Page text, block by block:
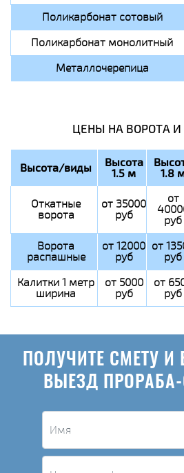
Поликарбонат сотовый
Поликарбонат монолитный
Металлочерепица
ЦЕНЫ НА ВОРОТА
Высота/виды Высота
1.5 м 1.8
Откатные
ворота
от 35000
руб
от
руб
Ворота
распашные
от 12000
руб
от
руб
Калитки 1 метр
ширина
от 5000
руб
от
руб
ПОЛУЧИТЕ СМЕТУ
ВЫЕЗД